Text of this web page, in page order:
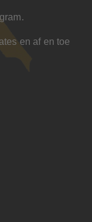
en af en toe